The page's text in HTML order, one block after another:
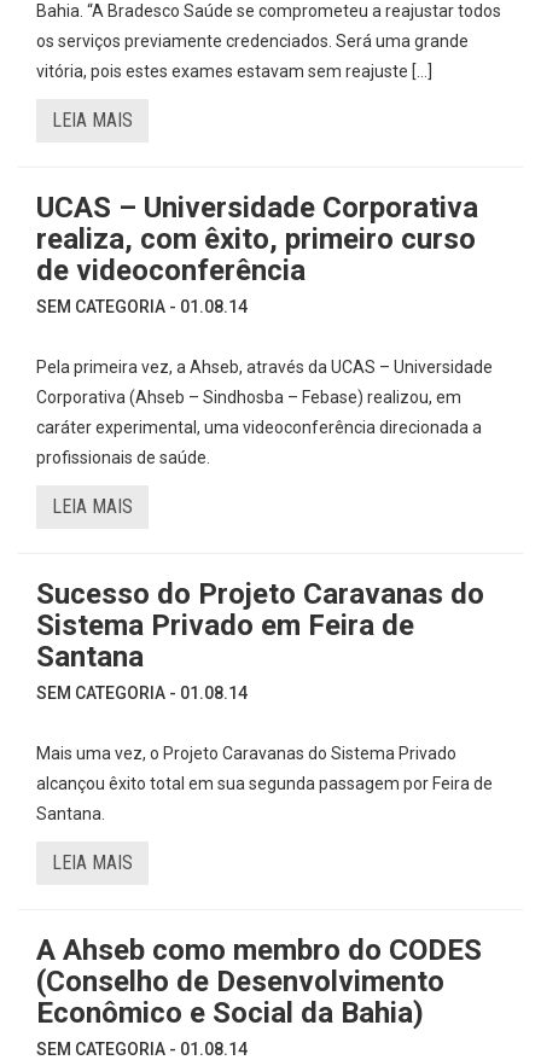
Bahia. “A Bradesco Saúde se comprometeu a reajustar todos
os serviços previamente credenciados. Será uma grande
vitória, pois estes exames estavam sem reajuste […]
LEIA MAIS
UCAS – Universidade Corporativa
realiza, com êxito, primeiro curso
de videoconferência
SEM CATEGORIA - 01.08.14
Pela primeira vez, a Ahseb, através da UCAS – Universidade
Corporativa (Ahseb – Sindhosba – Febase) realizou, em
caráter experimental, uma videoconferência direcionada a
profissionais de saúde.
LEIA MAIS
Sucesso do Projeto Caravanas do
Sistema Privado em Feira de
Santana
SEM CATEGORIA - 01.08.14
Mais uma vez, o Projeto Caravanas do Sistema Privado
alcançou êxito total em sua segunda passagem por Feira de
Santana.
LEIA MAIS
A Ahseb como membro do CODES
(Conselho de Desenvolvimento
Econômico e Social da Bahia)
SEM CATEGORIA - 01.08.14